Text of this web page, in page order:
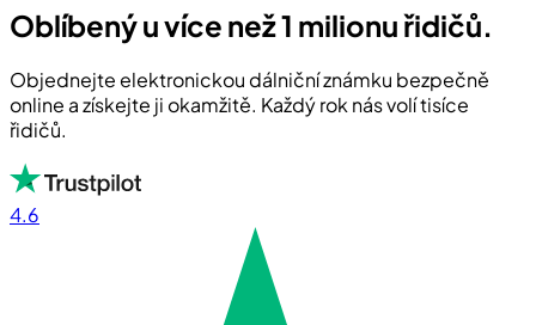
Oblíbený u více než 1 milionu řidičů.
Objednejte elektronickou dálniční známku bezpečně
online a získejte ji okamžitě. Každý rok nás volí tisíce
řidičů.
4.6